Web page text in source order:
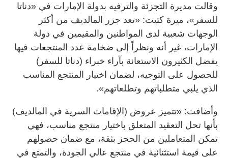
وقالت مديرة التجزئة والترفيه بدولة الإمارات في «دناتا
للسفر»، ميرة كتيت: «تعد جزر المالديف من أكثر
الوجهات شعبية لدى المواطنين والمقيمين في دولة
الإمارات، غير أنه ونظراً إلى ضخامة عدد المنتجعات فيها
يفضل الكثيرون الاستعانة بآراء خبراء (دناتا للسفر)
للحصول على التوجيه، لضمان اختيار المنتجع المناسب
الذي يلبي متطلباتهم وتطلعاتهم».
وأضافت: «تتميز عروض (الإقامات السرية في المالديف)
بأنها تحل التعقيد المتعلق باختيار منتجع مناسب، فهي
تمكن المتعاملين من الحجز بثقة، مع ضمان حصولهم
على قيمة استثنائية في منتجع عالي الجودة، والتمتع في